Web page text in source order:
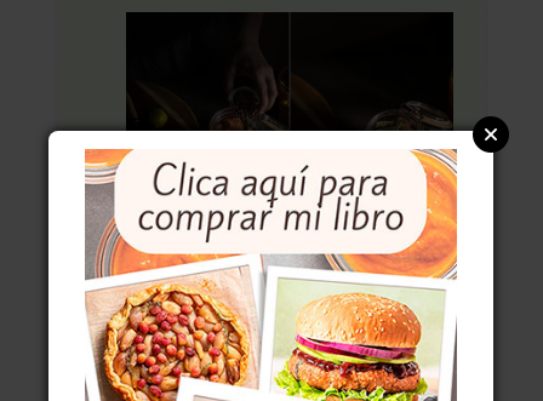
Cerramos bien el tarro y lo guardamos en la
neverapor lo menos 24 horasantes de
consumirlo, para que los sabores se asienten
y mezclen.
Para comerlo lo sacamos un rato antes para
quese atempere.